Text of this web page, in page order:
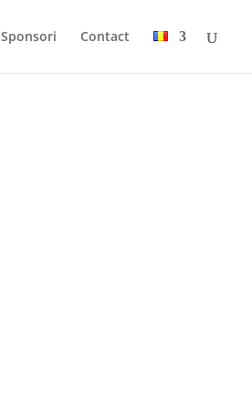
Sponsori Contact